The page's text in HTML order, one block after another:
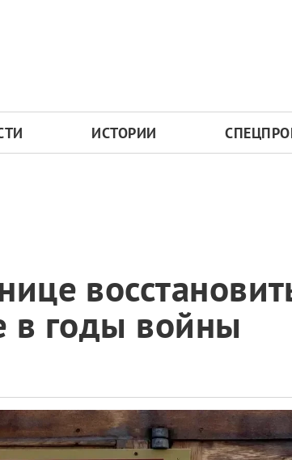
ИСТОРИИ
в годы войны